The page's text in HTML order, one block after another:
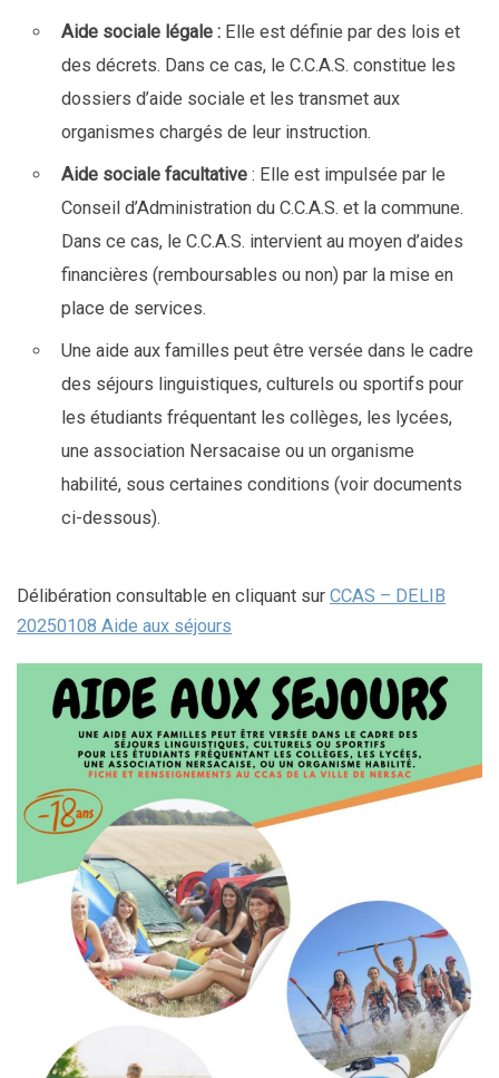
Aide sociale légale : Elle est définie par des lois et
des décrets. Dans ce cas, le C.C.A.S. constitue les
dossiers d’aide sociale et les transmet aux
organismes chargés de leur instruction.
Aide sociale facultative : Elle est impulsée par le
Conseil d’Administration du C.C.A.S. et la commune.
Dans ce cas, le C.C.A.S. intervient au moyen d’aides
financières (remboursables ou non) par la mise en
place de services.
Une aide aux familles peut être versée dans le cadre
des séjours linguistiques, culturels ou sportifs pour
les étudiants fréquentant les collèges, les lycées,
une association Nersacaise ou un organisme
habilité, sous certaines conditions (voir documents
ci-dessous).
Délibération consultable en cliquant sur CCAS – DELIB
20250108 Aide aux séjours